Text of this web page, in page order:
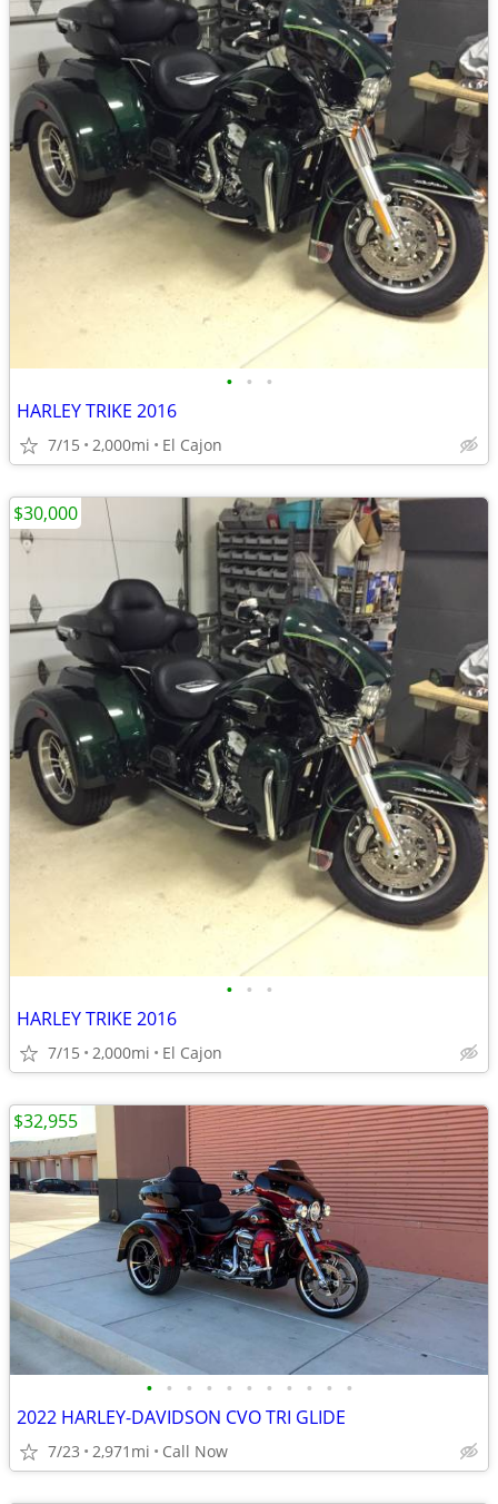
• • •
HARLEY TRIKE 2016
7/15 2,000mi El Cajon
• • •
HARLEY TRIKE 2016
7/15 2,000mi El Cajon
$30,000
• • • • • • • • • • •
2022 HARLEY-DAVIDSON CVO TRI GLIDE
7/23 2,971mi Call Now
$32,955